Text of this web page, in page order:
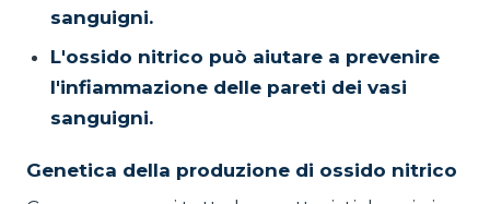
sanguigni.
L'ossido nitrico può aiutare a prevenire
l'infiammazione delle pareti dei vasi
sanguigni.
Genetica della produzione di ossido nitrico